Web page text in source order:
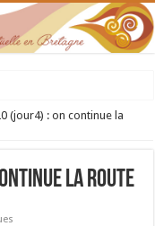
chrétienne
(jour4) : on continue la
la route